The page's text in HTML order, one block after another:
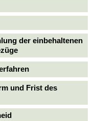
der einbehaltenen
und Frist des